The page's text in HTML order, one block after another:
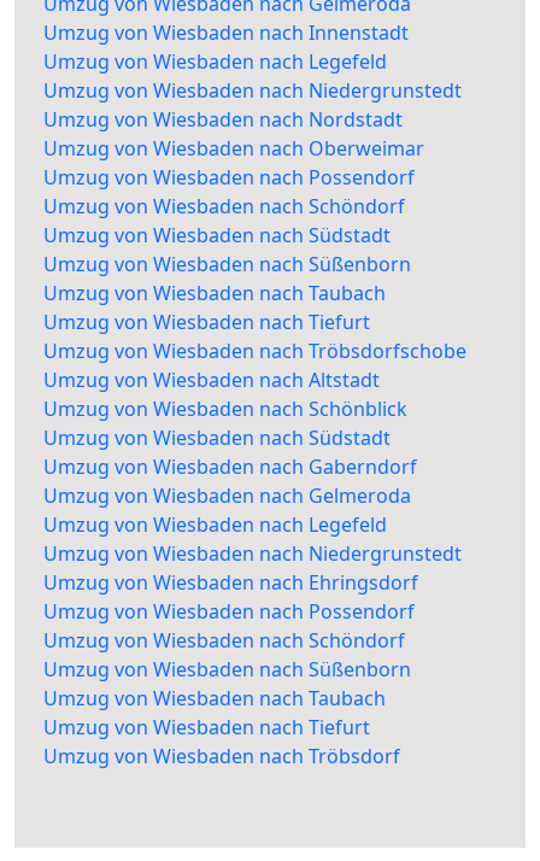
Umzug von Wiesbaden nach Innenstadt
Umzug von Wiesbaden nach Legefeld
Umzug von Wiesbaden nach Niedergrunstedt
Umzug von Wiesbaden nach Nordstadt
Umzug von Wiesbaden nach Oberweimar
Umzug von Wiesbaden nach Possendorf
Umzug von Wiesbaden nach Schöndorf
Umzug von Wiesbaden nach Südstadt
Umzug von Wiesbaden nach Süßenborn
Umzug von Wiesbaden nach Taubach
Umzug von Wiesbaden nach Tiefurt
Umzug von Wiesbaden nach Tröbsdorfschobe
Umzug von Wiesbaden nach Altstadt
Umzug von Wiesbaden nach Schönblick
Umzug von Wiesbaden nach Südstadt
Umzug von Wiesbaden nach Gaberndorf
Umzug von Wiesbaden nach Gelmeroda
Umzug von Wiesbaden nach Legefeld
Umzug von Wiesbaden nach Niedergrunstedt
Umzug von Wiesbaden nach Ehringsdorf
Umzug von Wiesbaden nach Possendorf
Umzug von Wiesbaden nach Schöndorf
Umzug von Wiesbaden nach Süßenborn
Umzug von Wiesbaden nach Taubach
Umzug von Wiesbaden nach Tiefurt
Umzug von Wiesbaden nach Tröbsdorf